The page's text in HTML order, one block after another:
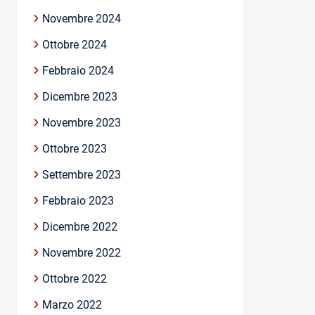
Novembre 2024
Ottobre 2024
Febbraio 2024
Dicembre 2023
Novembre 2023
Ottobre 2023
Settembre 2023
Febbraio 2023
Dicembre 2022
Novembre 2022
Ottobre 2022
Marzo 2022